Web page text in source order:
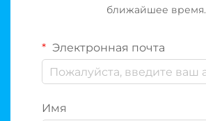
ближайшее время.
Электронная почта
Имя